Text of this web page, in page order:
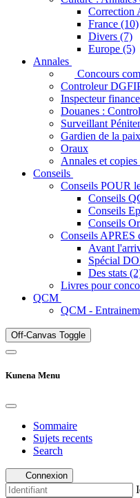
Correction
France (10)
Divers (7)
Europe (5)
Annales
Concours
Controleur
Inspecteur
Douanes :
Surveillant
Gardien de la paix
Oraux
Annales et copies
Conseils
Conseils POUR
Conseils
Conseils
Conseils
Conseils APRES
Avant
Spécial
Des stats
Livres pour
QCM
QCM -
Off-Canvas Toggle
Kunena Menu
Sommaire
Sujets recents
Search
Connexion